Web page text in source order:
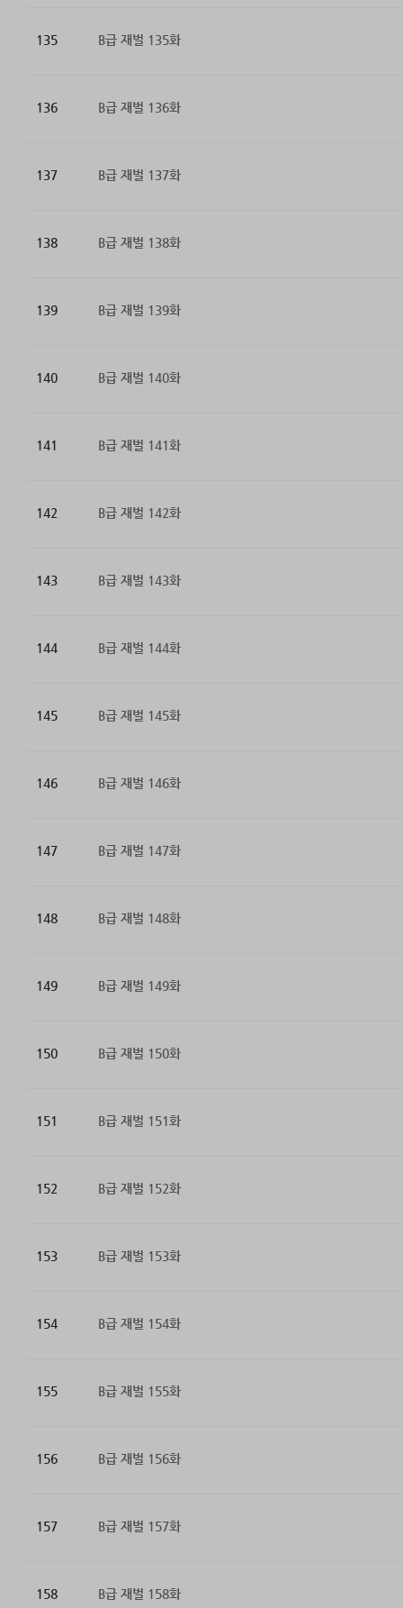
135 B급 재벌 135화
136 B급 재벌 136화
137 B급 재벌 137화
138 B급 재벌 138화
139 B급 재벌 139화
140 B급 재벌 140화
141 B급 재벌 141화
142 B급 재벌 142화
143 B급 재벌 143화
144 B급 재벌 144화
145 B급 재벌 145화
146 B급 재벌 146화
147 B급 재벌 147화
148 B급 재벌 148화
149 B급 재벌 149화
150 B급 재벌 150화
151 B급 재벌 151화
152 B급 재벌 152화
153 B급 재벌 153화
154 B급 재벌 154화
155 B급 재벌 155화
156 B급 재벌 156화
157 B급 재벌 157화
158 B급 재벌 158화